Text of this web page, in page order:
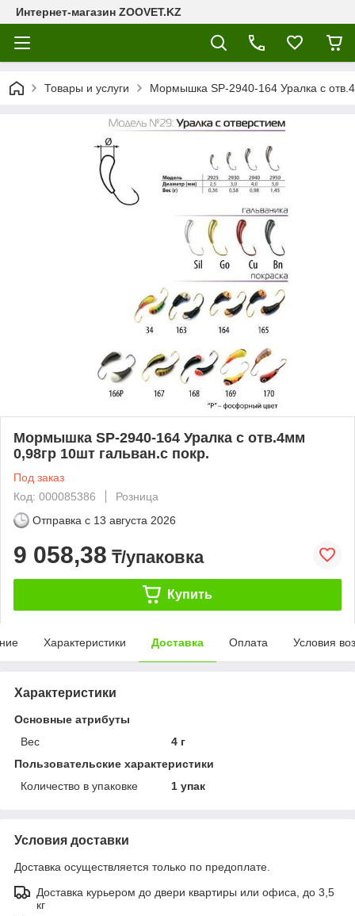
Интернет-магазин ZOOVET.KZ
Товары и услуги Мормышка SP-2940-164 Уралка с
Мормышка SP-2940-164 Уралка с отв.4мм
0,98гр 10шт гальван.с покр.
Под заказ
Код: 000085386
Розница
Отправка с 13 августа 2026
9 058,38 ₸/упаковка
Купить
Характеристики Доставка Оплата Условия
Характеристики
Основные атрибуты
Вес
4 г
Пользовательские характеристики
Количество в упаковке
1 упак
Условия доставки
Доставка осуществляется только по предоплате.
Доставка курьером до двери квартиры или офиса, до 3,5
кг